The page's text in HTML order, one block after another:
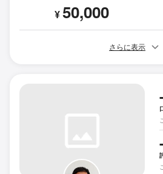
¥50,000
さらに表示
-
-